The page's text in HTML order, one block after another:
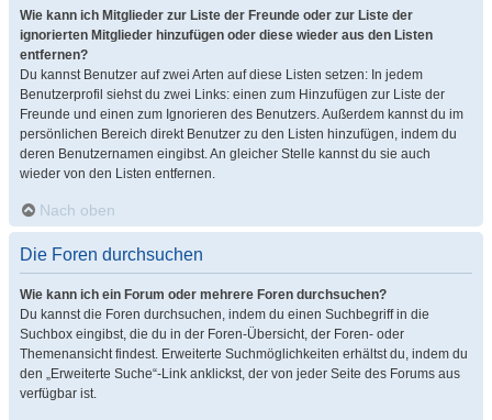
Wie kann ich Mitglieder zur Liste der Freunde oder zur Liste der
ignorierten Mitglieder hinzufügen oder diese wieder aus den Listen
entfernen?
Du kannst Benutzer auf zwei Arten auf diese Listen setzen: In jedem
Benutzerprofil siehst du zwei Links: einen zum Hinzufügen zur Liste der
Freunde und einen zum Ignorieren des Benutzers. Außerdem kannst du im
persönlichen Bereich direkt Benutzer zu den Listen hinzufügen, indem du
deren Benutzernamen eingibst. An gleicher Stelle kannst du sie auch
wieder von den Listen entfernen.
Nach oben
Die Foren durchsuchen
Wie kann ich ein Forum oder mehrere Foren durchsuchen?
Du kannst die Foren durchsuchen, indem du einen Suchbegriff in die
Suchbox eingibst, die du in der Foren-Übersicht, der Foren- oder
Themenansicht findest. Erweiterte Suchmöglichkeiten erhältst du, indem du
den „Erweiterte Suche“-Link anklickst, der von jeder Seite des Forums aus
verfügbar ist.